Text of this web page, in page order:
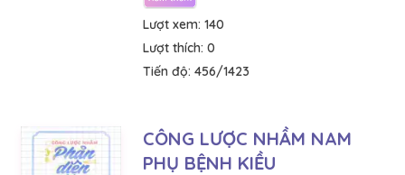
Lượt xem: 140
Lượt thích: 0
Tiến độ: 456/1423
CÔNG LƯỢC NHẦM NAM
PHỤ BỆNH KIỀU